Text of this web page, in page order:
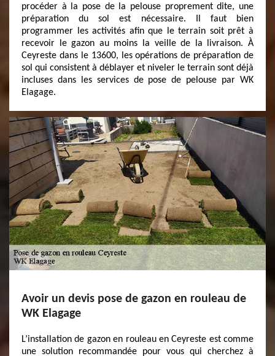
procéder à la pose de la pelouse proprement dite, une
préparation du sol est nécessaire. Il faut bien
programmer les activités afin que le terrain soit prêt à
recevoir le gazon au moins la veille de la livraison. À
Ceyreste dans le 13600, les opérations de préparation de
sol qui consistent à déblayer et niveler le terrain sont déjà
incluses dans les services de pose de pelouse par WK
Elagage.
Avoir un devis pose de gazon en rouleau de
WK Elagage
L’installation de gazon en rouleau en Ceyreste est comme
une solution recommandée pour vous qui cherchez à